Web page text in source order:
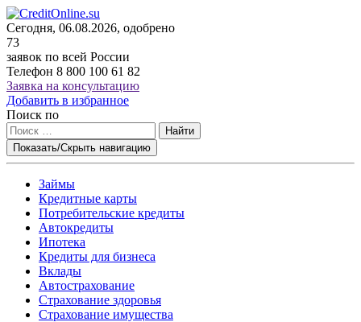
Сегодня, 06.08.2026, одобрено
73
заявок по всей России
Телефон 8 800 100 61 82
Заявка на консультацию
Добавить в избранное
Поиск по
Найти
Показать/Скрыть навигацию
Займы
Кредитные карты
Потребительские кредиты
Автокредиты
Ипотека
Кредиты для бизнеса
Вклады
Автострахование
Страхование здоровья
Страхование имущества